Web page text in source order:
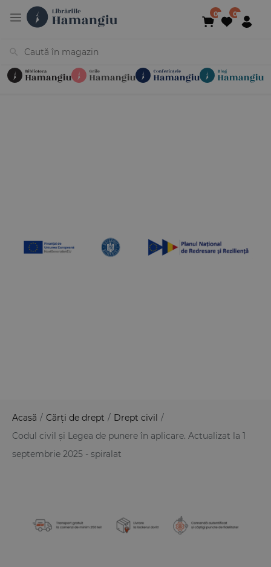
Acasă / Cărți de drept / Drept civil /
Codul civil și Legea de punere în aplicare. Actualizat la 1
septembrie 2025 - spiralat